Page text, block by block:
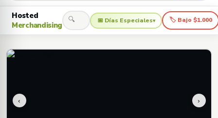
Hosted
Merchandising
🔍 📅 Días Especiales▾ 🏷 Bajo $1.000
‹ ›